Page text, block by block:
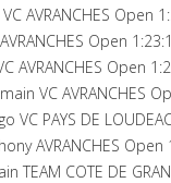
AVRANCHES Open
Open
AVRANCHES Open
VC AVRANCHES
VC PAYS DE
AVRANCHES Open
TEAM COTE DE